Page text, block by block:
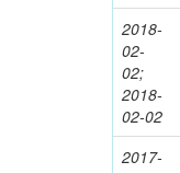
2018-
02-
02;
2018-
02-02
2017-